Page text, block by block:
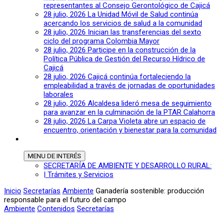
representantes al Consejo Gerontológico de Cajicá
28 julio, 2026 La Unidad Móvil de Salud continúa
acercando los servicios de salud a la comunidad
28 julio, 2026 Inician las transferencias del sexto
ciclo del programa Colombia Mayor
28 julio, 2026 Participe en la construcción de la
Política Pública de Gestión del Recurso Hídrico de
Cajicá
28 julio, 2026 Cajicá continúa fortaleciendo la
empleabilidad a través de jornadas de oportunidades
laborales
28 julio, 2026 Alcaldesa lideró mesa de seguimiento
para avanzar en la culminación de la PTAR Calahorra
28 julio, 2026 La Carpa Violeta abre un espacio de
encuentro, orientación y bienestar para la comunidad
MENU DE INTERÉS
SECRETARÍA DE AMBIENTE Y DESARROLLO RURAL:
| Trámites y Servicios
Inicio Secretarías Ambiente Ganadería sostenible: producción
responsable para el futuro del campo
Ambiente Contenidos Secretarías